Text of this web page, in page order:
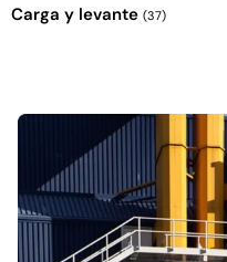
Carga y levante (37)